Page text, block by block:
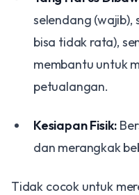
selendang
bisa tidak rata),
membantu untuk
petualangan.
Kesiapan Fisik:
dan merangkak
Tidak cocok untuk